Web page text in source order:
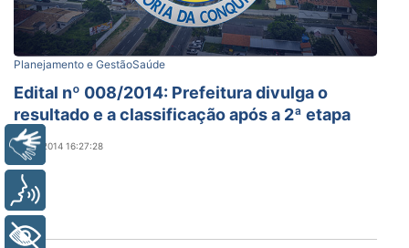
Planejamento e GestãoSaúde
Edital nº 008/2014: Prefeitura divulga o
resultado e a classificação após a 2ª etapa
14/08/2014 16:27:28
Libras
+ Acessibilidade